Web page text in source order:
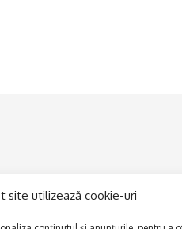
site utilizează cookie-uri